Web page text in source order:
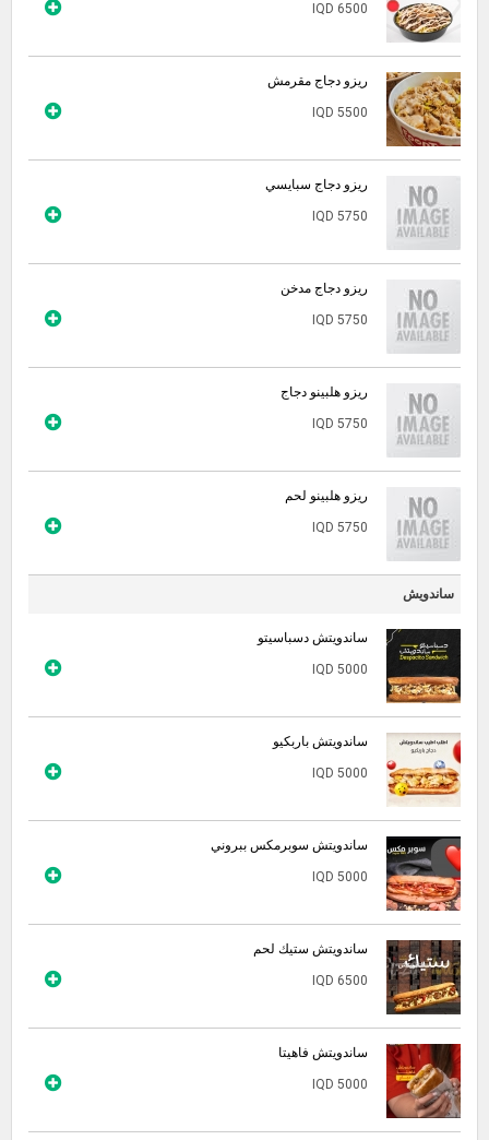
IQD 6500
ريزو دجاج مقرمش
IQD 5500
ريزو دجاج سبايسي
IQD 5750
ريزو دجاج مدخن
IQD 5750
ريزو هلبينو دجاج
IQD 5750
ريزو هلبينو لحم
IQD 5750
ساندويش
ساندويتش دسباسيتو
IQD 5000
ساندويتش باربكيو
IQD 5000
ساندويتش سوبرمكس ببروني
IQD 5000
ساندويتش ستيك لحم
IQD 6500
ساندويتش فاهيتا
IQD 5000